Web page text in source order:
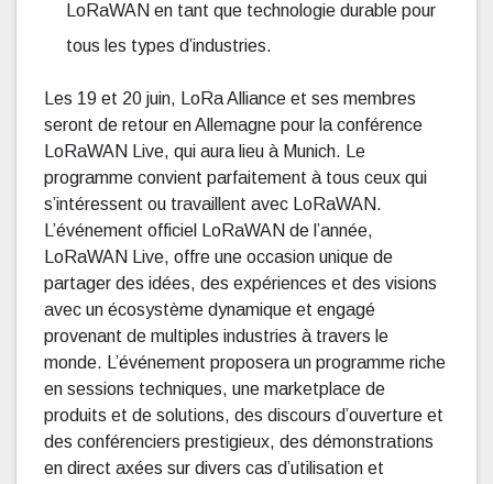
LoRaWAN en tant que technologie durable pour
tous les types d’industries.
Les 19 et 20 juin, LoRa Alliance et ses membres
seront de retour en Allemagne pour la conférence
LoRaWAN Live, qui aura lieu à Munich. Le
programme convient parfaitement à tous ceux qui
s’intéressent ou travaillent avec LoRaWAN.
L’événement officiel LoRaWAN de l’année,
LoRaWAN Live, offre une occasion unique de
partager des idées, des expériences et des visions
avec un écosystème dynamique et engagé
provenant de multiples industries à travers le
monde. L’événement proposera un programme riche
en sessions techniques, une marketplace de
produits et de solutions, des discours d’ouverture et
des conférenciers prestigieux, des démonstrations
en direct axées sur divers cas d’utilisation et